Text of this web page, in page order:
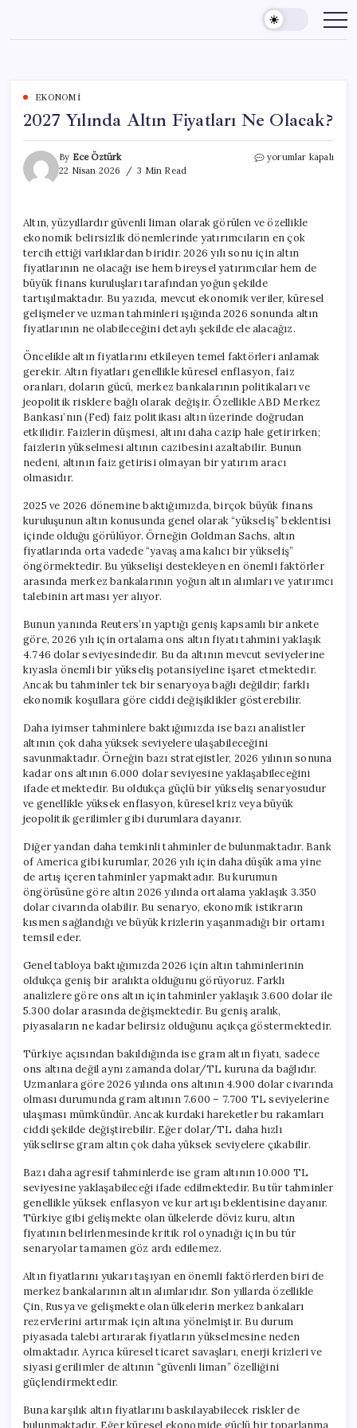
content
EKONOMI
2027 Yılında Altın Fiyatları Ne Olacak?
By Ece Öztürk
22 Nisan 2026
3 Min Read
2027
Olacak?
için
yorumlar kapalı
Altın, yüzyıllardır güvenli liman olarak görülen ve özellikle
ekonomik belirsizlik dönemlerinde yatırımcıların en çok
tercih ettiği varlıklardan biridir. 2026 yılı sonu için altın
fiyatlarının ne olacağı ise hem bireysel yatırımcılar hem de
büyük finans kuruluşları tarafından yoğun şekilde
tartışılmaktadır. Bu yazıda, mevcut ekonomik veriler, küresel
gelişmeler ve uzman tahminleri ışığında 2026 sonunda altın
fiyatlarının ne olabileceğini detaylı şekilde ele alacağız.
Öncelikle altın fiyatlarını etkileyen temel faktörleri anlamak
gerekir. Altın fiyatları genellikle küresel enflasyon, faiz
oranları, doların gücü, merkez bankalarının politikaları ve
jeopolitik risklere bağlı olarak değişir. Özellikle ABD Merkez
Bankası’nın (Fed) faiz politikası altın üzerinde doğrudan
etkilidir. Faizlerin düşmesi, altını daha cazip hale getirirken;
faizlerin yükselmesi altının cazibesini azaltabilir. Bunun
nedeni, altının faiz getirisi olmayan bir yatırım aracı
olmasıdır.
2025 ve 2026 dönemine baktığımızda, birçok büyük finans
kuruluşunun altın konusunda genel olarak “yükseliş” beklentisi
içinde olduğu görülüyor. Örneğin Goldman Sachs, altın
fiyatlarında orta vadede “yavaş ama kalıcı bir yükseliş”
öngörmektedir. Bu yükselişi destekleyen en önemli faktörler
arasında merkez bankalarının yoğun altın alımları ve yatırımcı
talebinin artması yer alıyor.
Bunun yanında Reuters’ın yaptığı geniş kapsamlı bir ankete
göre, 2026 yılı için ortalama ons altın fiyatı tahmini yaklaşık
4.746 dolar seviyesindedir. Bu da altının mevcut seviyelerine
kıyasla önemli bir yükseliş potansiyeline işaret etmektedir.
Ancak bu tahminler tek bir senaryoya bağlı değildir; farklı
ekonomik koşullara göre ciddi değişiklikler gösterebilir.
Daha iyimser tahminlere baktığımızda ise bazı analistler
altının çok daha yüksek seviyelere ulaşabileceğini
savunmaktadır. Örneğin bazı stratejistler, 2026 yılının sonuna
kadar ons altının 6.000 dolar seviyesine yaklaşabileceğini
ifade etmektedir. Bu oldukça güçlü bir yükseliş senaryosudur
ve genellikle yüksek enflasyon, küresel kriz veya büyük
jeopolitik gerilimler gibi durumlara dayanır.
Diğer yandan daha temkinli tahminler de bulunmaktadır. Bank
of America gibi kurumlar, 2026 yılı için daha düşük ama yine
de artış içeren tahminler yapmaktadır. Bu kurumun
öngörüsüne göre altın 2026 yılında ortalama yaklaşık 3.350
dolar civarında olabilir. Bu senaryo, ekonomik istikrarın
kısmen sağlandığı ve büyük krizlerin yaşanmadığı bir ortamı
temsil eder.
Genel tabloya baktığımızda 2026 için altın tahminlerinin
oldukça geniş bir aralıkta olduğunu görüyoruz. Farklı
analizlere göre ons altın için tahminler yaklaşık 3.600 dolar ile
5.300 dolar arasında değişmektedir. Bu geniş aralık,
piyasaların ne kadar belirsiz olduğunu açıkça göstermektedir.
Türkiye açısından bakıldığında ise gram altın fiyatı, sadece
ons altına değil aynı zamanda dolar/TL kuruna da bağlıdır.
Uzmanlara göre 2026 yılında ons altının 4.900 dolar civarında
olması durumunda gram altının 7.600 – 7.700 TL seviyelerine
ulaşması mümkündür. Ancak kurdaki hareketler bu rakamları
ciddi şekilde değiştirebilir. Eğer dolar/TL daha hızlı
yükselirse gram altın çok daha yüksek seviyelere çıkabilir.
Bazı daha agresif tahminlerde ise gram altının 10.000 TL
seviyesine yaklaşabileceği ifade edilmektedir. Bu tür tahminler
genellikle yüksek enflasyon ve kur artışı beklentisine dayanır.
Türkiye gibi gelişmekte olan ülkelerde döviz kuru, altın
fiyatının belirlenmesinde kritik rol oynadığı için bu tür
senaryolar tamamen göz ardı edilemez.
Altın fiyatlarını yukarı taşıyan en önemli faktörlerden biri de
merkez bankalarının altın alımlarıdır. Son yıllarda özellikle
Çin, Rusya ve gelişmekte olan ülkelerin merkez bankaları
rezervlerini artırmak için altına yönelmiştir. Bu durum
piyasada talebi artırarak fiyatların yükselmesine neden
olmaktadır. Ayrıca küresel ticaret savaşları, enerji krizleri ve
siyasi gerilimler de altının “güvenli liman” özelliğini
güçlendirmektedir.
Buna karşılık altın fiyatlarını baskılayabilecek riskler de
bulunmaktadır. Eğer küresel ekonomide güçlü bir toparlanma